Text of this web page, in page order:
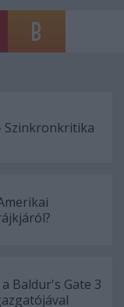
Szinkronkritika
Baldur's Gate 3